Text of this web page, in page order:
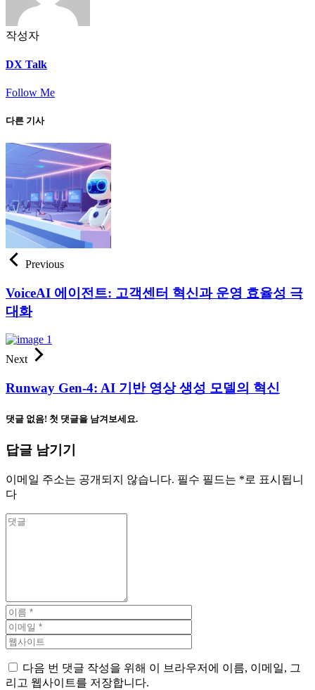
작성자
DX Talk
Follow Me
다른 기사
Previous
VoiceAI 에이전트: 고객센터 혁신과 운영 효율성 극
대화
Next
Runway Gen-4: AI 기반 영상 생성 모델의 혁신
댓글 없음! 첫 댓글을 남겨보세요.
답글 남기기
이메일 주소는 공개되지 않습니다. 필수 필드는 *로 표시됩니
다
다음 번 댓글 작성을 위해 이 브라우저에 이름, 이메일, 그
리고 웹사이트를 저장합니다.